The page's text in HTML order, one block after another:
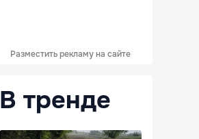
Разместить рекламу на сайте
В тренде